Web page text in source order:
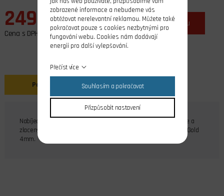
249,00 Kč
Cena s DPH
ks do košíku
Popis
Nabíjecí kabel se 4 mm zlacenými banánky na straně nabíječe a
zlacenými konektory Tamiya, Daen-T, Gold 2mm, Gold 3,5mm, Gold
4mm.
zobrazené informace a nebudeme vás
obtěžovat nerelevantní reklamou. Můžete také
pokračovat pouze s cookies nezbytnými pro
fungování webu. Cookies nám dodávají
energii pro další vylepšování.
Přečíst více
Souhlasím a pokračovat
Přizpůsobit nastavení